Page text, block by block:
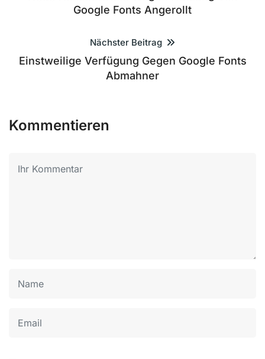
Google Fonts Angerollt
Nächster Beitrag
Einstweilige Verfügung Gegen Google Fonts
Abmahner
Kommentieren